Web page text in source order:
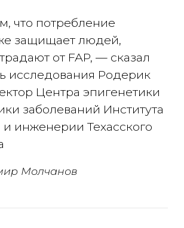
что потребление
защищает людей,
от FAP, — сказал
исследования Родерик
Центра эпигенетики
заболеваний Института
инженерии Техасского
Молчанов